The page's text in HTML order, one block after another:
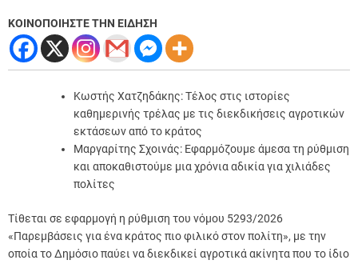
ΚΟΙΝΟΠΟΙΗΣΤΕ ΤΗΝ ΕΙΔΗΣΗ
Κωστής Χατζηδάκης: Τέλος στις ιστορίες
καθημερινής τρέλας με τις διεκδικήσεις αγροτικών
εκτάσεων από το κράτος
Μαργαρίτης Σχοινάς: Εφαρμόζουμε άμεσα τη ρύθμιση
και αποκαθιστούμε μια χρόνια αδικία για χιλιάδες
πολίτες
Τίθεται σε εφαρμογή η ρύθμιση του νόμου 5293/2026
«Παρεμβάσεις για ένα κράτος πιο φιλικό στον πολίτη», με την
οποία το Δημόσιο παύει να διεκδικεί αγροτικά ακίνητα που το ίδιο